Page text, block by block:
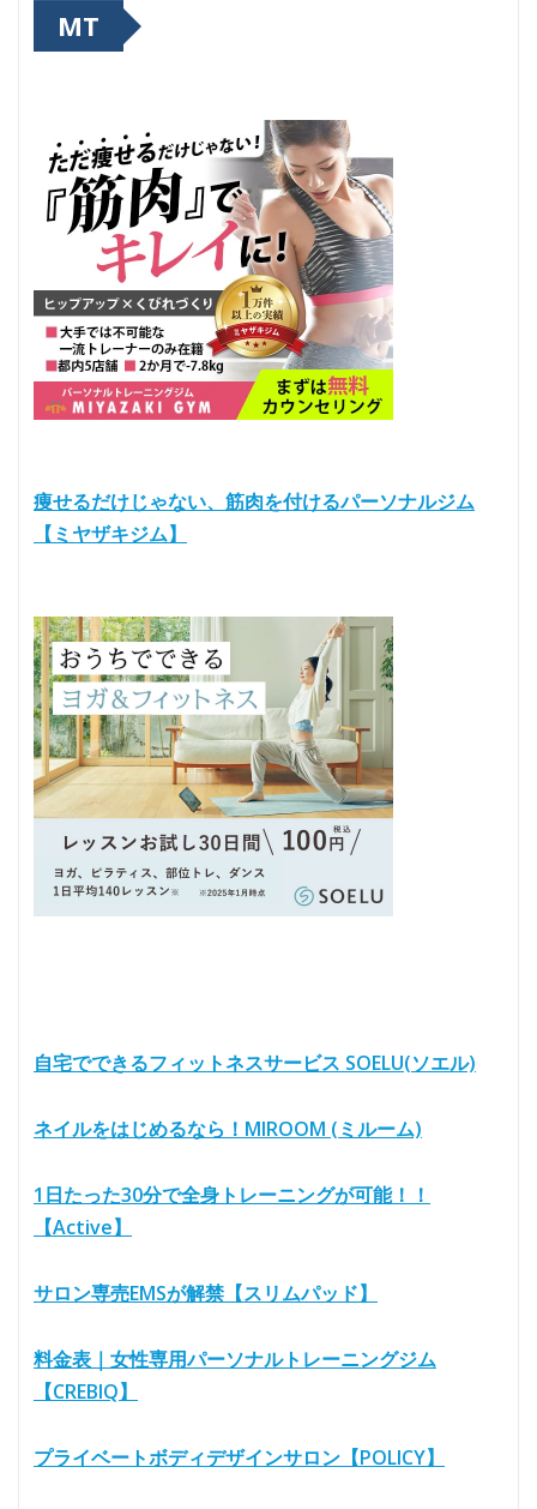
MT
痩せるだけじゃない、筋肉を付けるパーソナルジム
【ミヤザキジム】
自宅でできるフィットネスサービス SOELU(ソエル)
ネイルをはじめるなら！MIROOM (ミルーム)
1日たった30分で全身トレーニングが可能！！
【Active】
サロン専売EMSが解禁【スリムパッド】
料金表｜女性専用パーソナルトレーニングジム
【CREBIQ】
プライベートボディデザインサロン【POLICY】